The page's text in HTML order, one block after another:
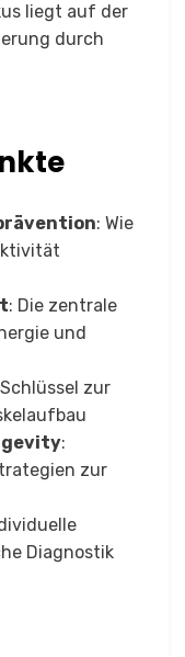
liegt auf der
durch
: Wie
: Die zentrale
und
zur
:
zur
Diagnostik